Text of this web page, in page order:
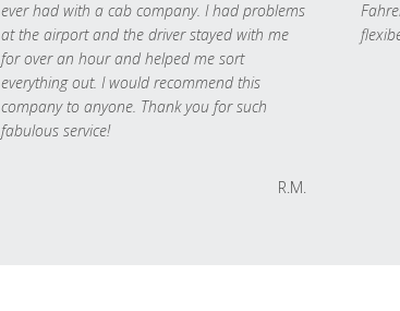
ever had with a cab company. I had problems
at the airport and the driver stayed with me
for over an hour and helped me sort
everything out. I would recommend this
company to anyone. Thank you for such
fabulous service!
R.M.